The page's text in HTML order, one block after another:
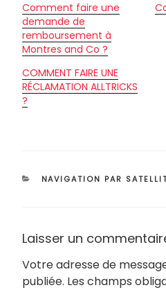
Comment faire une
demande de
remboursement à
Montres and Co ?
COMMENT FAIRE UNE
RÉCLAMATION ALLTRICKS
?
CATÉGORIES
NAVIGATION PAR
Laisser un
Votre adresse de
publiée. Les champs